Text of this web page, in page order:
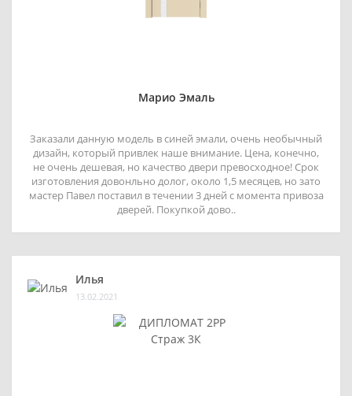
Марио Эмаль
Заказали данную модель в синей эмали, очень необычный
дизайн, который привлек наше внимание. Цена, конечно,
не очень дешевая, но качество двери превосходное! Срок
изготовления довонльно долог, около 1,5 месяцев, но зато
мастер Павел поставил в течении 3 дней с момента привоза
дверей. Покупкой дово..
Илья
13.02.2021